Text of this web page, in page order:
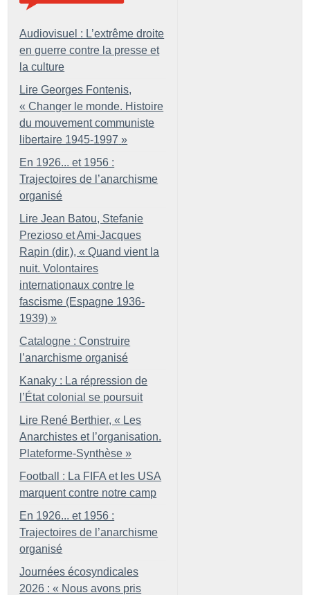
Audiovisuel : L’extrême droite
en guerre contre la presse et
la culture
Lire Georges Fontenis,
« Changer le monde. Histoire
du mouvement communiste
libertaire 1945-1997 »
En 1926... et 1956 :
Trajectoires de l’anarchisme
organisé
Lire Jean Batou, Stefanie
Prezioso et Ami-Jacques
Rapin (dir.), « Quand vient la
nuit. Volontaires
internationaux contre le
fascisme (Espagne 1936-
1939) »
Catalogne : Construire
l’anarchisme organisé
Kanaky : La répression de
l’État colonial se poursuit
Lire René Berthier, « Les
Anarchistes et l’organisation.
Plateforme-Synthèse »
Football : La FIFA et les USA
marquent contre notre camp
En 1926... et 1956 :
Trajectoires de l’anarchisme
organisé
Journées écosyndicales
2026 : « Nous avons pris